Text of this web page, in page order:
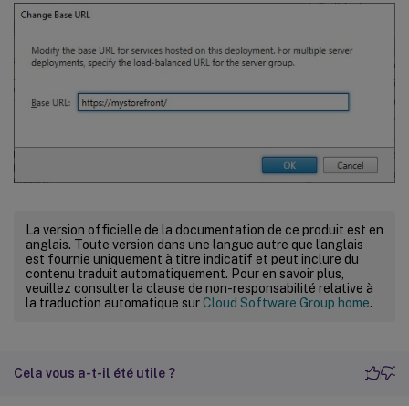
La version officielle de la documentation de ce produit est en
anglais. Toute version dans une langue autre que l’anglais
est fournie uniquement à titre indicatif et peut inclure du
contenu traduit automatiquement. Pour en savoir plus,
veuillez consulter la clause de non-responsabilité relative à
la traduction automatique surCloud Software Group home.
Cela vous a-t-il été utile ?